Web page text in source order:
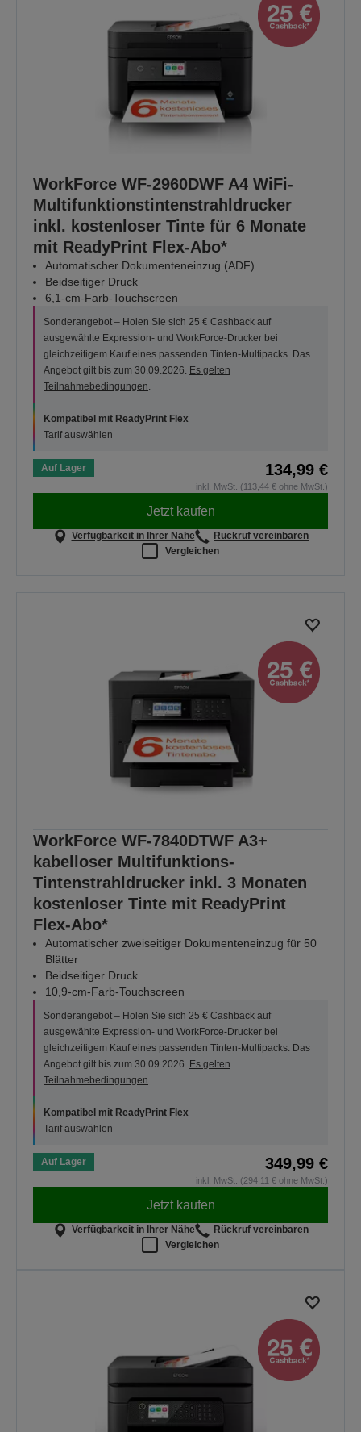
WorkForce WF-2960DWF A4 WiFi-
Multifunktionstintenstrahldrucker
inkl. kostenloser Tinte für 6 Monate
mit ReadyPrint Flex-Abo*
Automatischer Dokumenteneinzug (ADF)
Beidseitiger Druck
6,1-cm-Farb-Touchscreen
Sonderangebot – Holen Sie sich 25 € Cashback auf
ausgewählte Expression- und WorkForce-Drucker bei
gleichzeitigem Kauf eines passenden Tinten-Multipacks. Das
Angebot gilt bis zum 30.09.2026. Es gelten
Teilnahmebedingungen.
Kompatibel mit ReadyPrint Flex
Tarif auswählen
Auf Lager 134,99 €
inkl. MwSt. (113,44 € ohne MwSt.)
Jetzt kaufen
Verfügbarkeit in Ihrer Nähe
Rückruf vereinbaren
Vergleichen
WorkForce WF-7840DTWF A3+
kabelloser Multifunktions-
Tintenstrahldrucker inkl. 3 Monaten
kostenloser Tinte mit ReadyPrint
Flex-Abo*
Automatischer zweiseitiger Dokumenteneinzug für 50
Blätter
Beidseitiger Druck
10,9-cm-Farb-Touchscreen
Sonderangebot – Holen Sie sich 25 € Cashback auf
ausgewählte Expression- und WorkForce-Drucker bei
gleichzeitigem Kauf eines passenden Tinten-Multipacks. Das
Angebot gilt bis zum 30.09.2026. Es gelten
Teilnahmebedingungen.
Kompatibel mit ReadyPrint Flex
Tarif auswählen
Auf Lager 349,99 €
inkl. MwSt. (294,11 € ohne MwSt.)
Jetzt kaufen
Verfügbarkeit in Ihrer Nähe
Rückruf vereinbaren
Vergleichen